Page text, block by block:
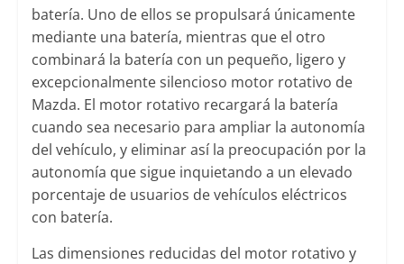
batería. Uno de ellos se propulsará únicamente
mediante una batería, mientras que el otro
combinará la batería con un pequeño, ligero y
excepcionalmente silencioso motor rotativo de
Mazda. El motor rotativo recargará la batería
cuando sea necesario para ampliar la autonomía
del vehículo, y eliminar así la preocupación por la
autonomía que sigue inquietando a un elevado
porcentaje de usuarios de vehículos eléctricos
con batería.
Las dimensiones reducidas del motor rotativo y